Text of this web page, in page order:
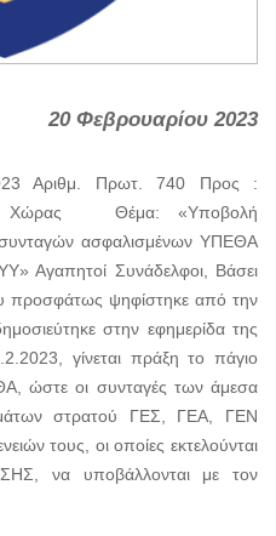
20 Φεβρουαρίου 2023
Αριθμ. Πρωτ. 740 Προς :
Χώρας Θέμα: «Υποβολή
συνταγών ασφαλισμένων ΥΠΕΘΑ
Αγαπητοί Συνάδελφοι, Βάσει
ψηφίστηκε από την
στην εφημερίδα της
γίνεται πράξη το πάγιο
ώστε οι συνταγές των άμεσα
στρατού ΓΕΣ, ΓΕΑ, ΓΕΝ
τους, οι οποίες εκτελούνται
να υποβάλλονται με τον